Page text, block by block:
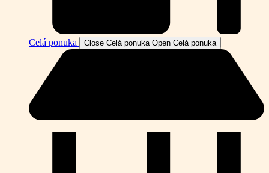
Celá ponuka Close Celá ponuka Open Celá ponuka